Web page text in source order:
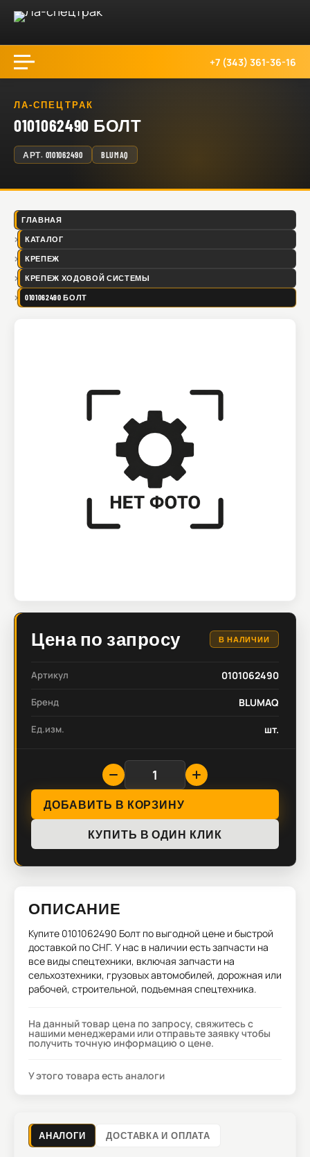
+7 (343) 361-36-16
ЛА-СПЕЦТРАК
0101062490 БОЛТ
АРТ. 0101062490 BLUMAQ
ГЛАВНАЯ
КАТАЛОГ
КРЕПЕЖ
КРЕПЕЖ ХОДОВОЙ СИСТЕМЫ
0101062490 БОЛТ
Цена по запросу В НАЛИЧИИ
Артикул 0101062490
Бренд BLUMAQ
Ед.изм. шт.
ДОБАВИТЬ В КОРЗИНУ
КУПИТЬ В ОДИН КЛИК
ОПИСАНИЕ
Купите 0101062490 Болт по выгодной цене и быстрой
доставкой по СНГ. У нас в наличии есть запчасти на
все виды спецтехники, включая запчасти на
сельхозтехники, грузовых автомобилей, дорожная или
рабочей, строительной, подъемная спецтехника.
На данный товар цена по запросу, свяжитесь с
нашими менеджерами или отправьте заявку чтобы
получить точную информацию о цене.
У этого товара есть аналоги
АНАЛОГИ ДОСТАВКА И ОПЛАТА